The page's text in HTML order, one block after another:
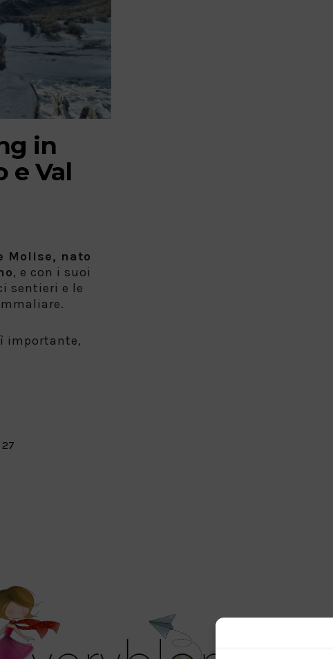
in
e Val
Molise, nato
, e con i suoi
sentieri e le
importante,
27